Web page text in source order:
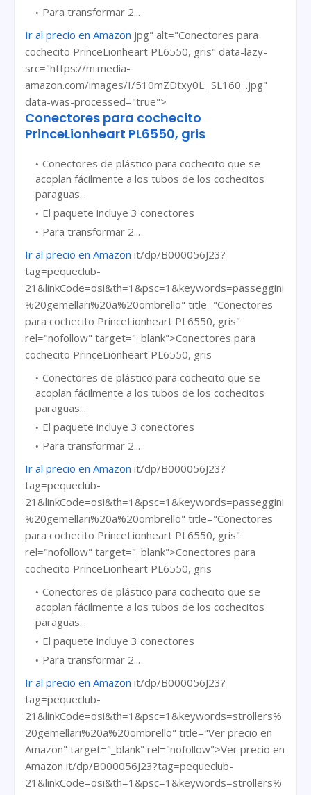
Para transformar 2...
Ir al precio en Amazon jpg" alt="Conectores para
cochecito PrinceLionheart PL6550, gris" data-lazy-
src="https://m.media-
amazon.com/images/I/510mZDtxy0L._SL160_.jpg"
data-was-processed="true">
Conectores para cochecito
PrinceLionheart PL6550, gris
Conectores de plástico para cochecito que se
acoplan fácilmente a los tubos de los cochecitos
paraguas...
El paquete incluye 3 conectores
Para transformar 2...
Ir al precio en Amazon it/dp/B000056J23?
tag=pequeclub-
21&linkCode=osi&th=1&psc=1&keywords=passeggini
%20gemellari%20a%20ombrello" title="Conectores
para cochecito PrinceLionheart PL6550, gris"
rel="nofollow" target="_blank">Conectores para
cochecito PrinceLionheart PL6550, gris
Conectores de plástico para cochecito que se
acoplan fácilmente a los tubos de los cochecitos
paraguas...
El paquete incluye 3 conectores
Para transformar 2...
Ir al precio en Amazon it/dp/B000056J23?
tag=pequeclub-
21&linkCode=osi&th=1&psc=1&keywords=passeggini
%20gemellari%20a%20ombrello" title="Conectores
para cochecito PrinceLionheart PL6550, gris"
rel="nofollow" target="_blank">Conectores para
cochecito PrinceLionheart PL6550, gris
Conectores de plástico para cochecito que se
acoplan fácilmente a los tubos de los cochecitos
paraguas...
El paquete incluye 3 conectores
Para transformar 2...
Ir al precio en Amazon it/dp/B000056J23?
tag=pequeclub-
21&linkCode=osi&th=1&psc=1&keywords=strollers%
20gemellari%20a%20ombrello" title="Ver precio en
Amazon" target="_blank" rel="nofollow">Ver precio en
Amazon it/dp/B000056J23?tag=pequeclub-
21&linkCode=osi&th=1&psc=1&keywords=strollers%